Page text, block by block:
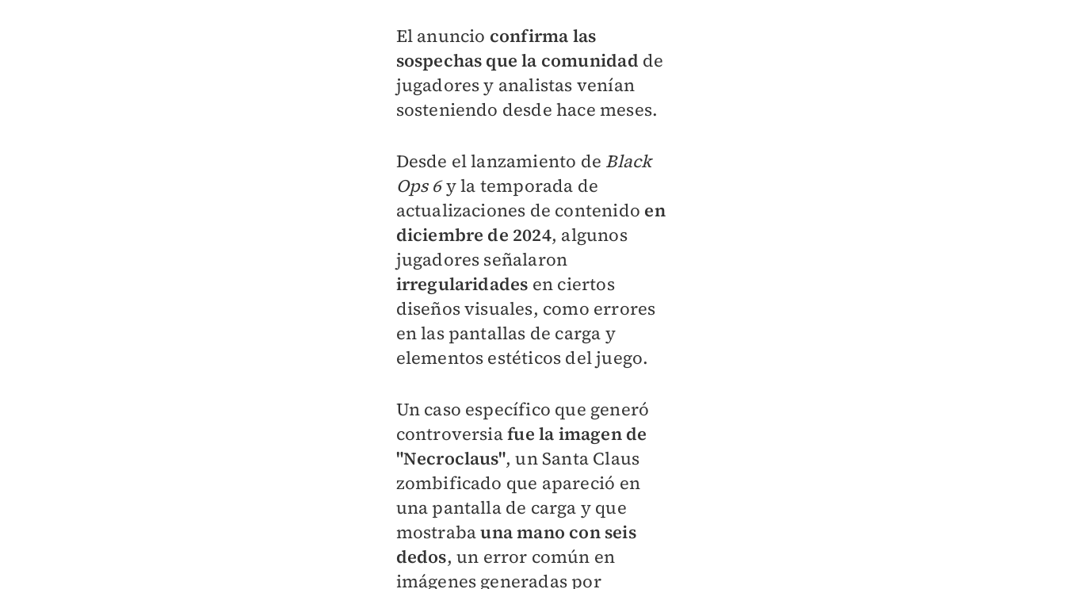
El anuncio confirma las
sospechas que la comunidad de
jugadores y analistas venían
sosteniendo desde hace meses.
Desde el lanzamiento de Black
Ops 6y la temporada de
actualizaciones de contenido en
diciembre de 2024, algunos
jugadores señalaron
irregularidades en ciertos
diseños visuales, como errores
en las pantallas de carga y
elementos estéticos del juego.
Un caso específico que generó
controversiafue la imagen de
"Necroclaus", un Santa Claus
zombificado que apareció en
una pantalla de carga y que
mostrabauna mano con seis
dedos, un error común en
imágenes generadas por